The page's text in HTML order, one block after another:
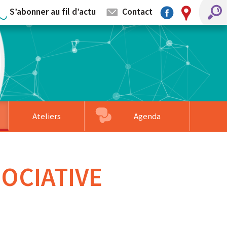
S’abonner au fil d’actu Contact
Ateliers Agenda